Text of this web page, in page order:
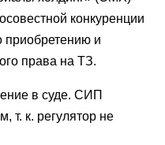
конкуренции
приобретению и
права на ТЗ.
в суде. СИП
т. к. регулятор не